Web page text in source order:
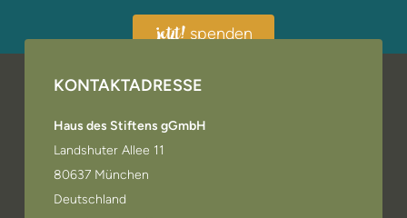
jetzt! spenden
KONTAKTADRESSE
Haus des Stiftens gGmbH
Landshuter Allee 11
80637 München
Deutschland